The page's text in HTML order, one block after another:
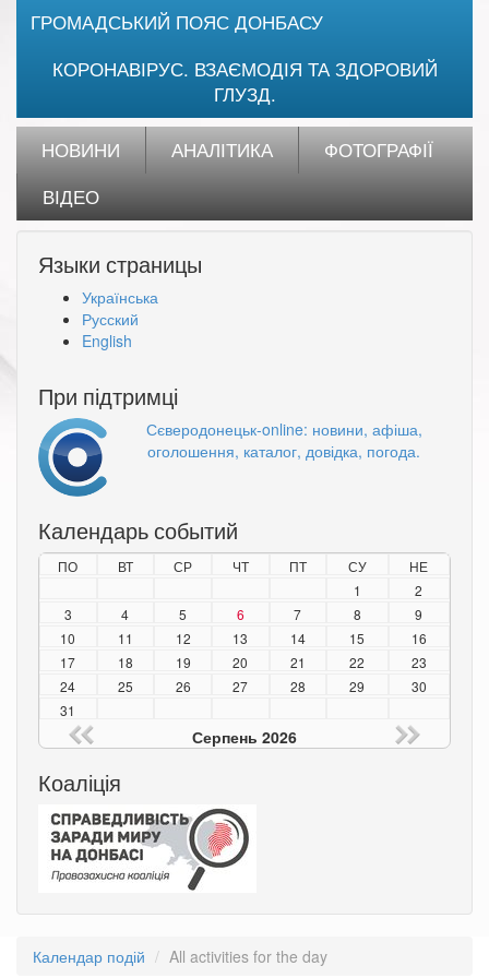
ГРОМАДСЬКИЙ ПОЯС ДОНБАСУ
КОРОНАВІРУС. ВЗАЄМОДІЯ ТА ЗДОРОВИЙ
ГЛУЗД.
НОВИНИ АНАЛІТИКА
ФОТОГРАФІЇ
ВІДЕО
Языки страницы
Українська
Русский
English
При підтримці
Сєверодонецьк-online: новини, афіша,
оголошення, каталог, довідка, погода.
Календарь событий
ПО ВТ СР ЧТ ПТ СУ
НЕ
1
2
3
4 5 6 7 8
9
10
11 12 13 14 15
16
17
18 19 20 21 22
23
24
25 26 27 28 29
30
31
Серпень 2026
Коаліція
Календар подій All activities for the day